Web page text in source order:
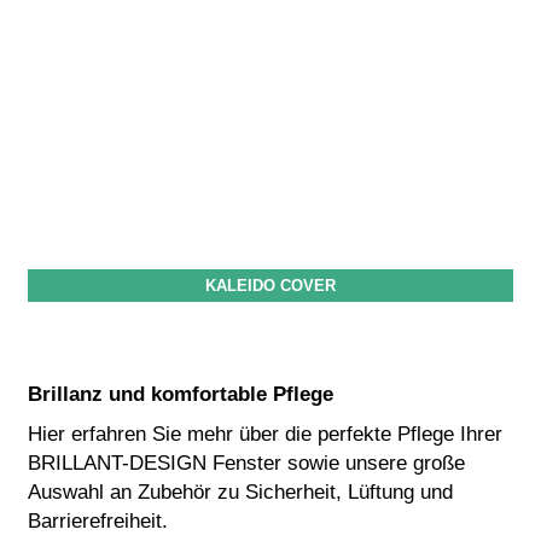
KALEIDO COVER
Brillanz und komfortable Pflege
Hier erfahren Sie mehr über die perfekte Pflege Ihrer
BRILLANT-DESIGN Fenster sowie unsere große
Auswahl an Zubehör zu Sicherheit, Lüftung und
Barrierefreiheit.